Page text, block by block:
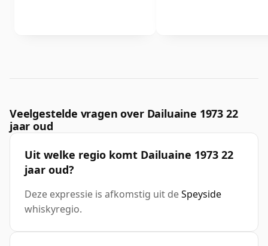
Veelgestelde vragen over Dailuaine 1973 22
jaar oud
Uit welke regio komt Dailuaine 1973 22
jaar oud?
Deze expressie is afkomstig uit deSpeyside
whiskyregio.